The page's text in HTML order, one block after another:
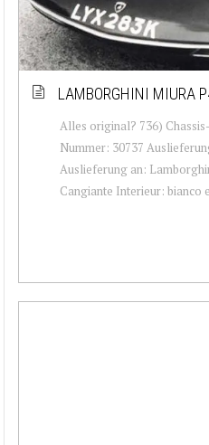
LAMBORGHINI MIURA
Alles original? 736)
Nummer: 30737
Auslieferung an:
Cangiante Interieur: bianco